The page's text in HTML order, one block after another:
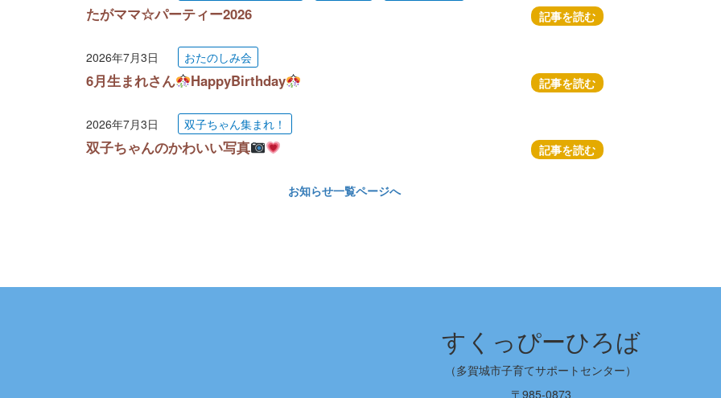
たがママ☆パーティー2026 記事を読む
2026年7月3日 おたのしみ会
6月生まれさん HappyBirthday 記事を読む
2026年7月3日 双子ちゃん集まれ！
双子ちゃんのかわいい写真 記事を読む
お知らせ一覧ページへ
すくっぴーひろば
（多賀城市子育てサポートセンター）
〒985-0873